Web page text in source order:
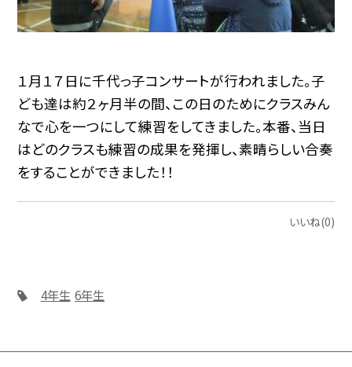
１月１７日に千代っ子コンサートが行われました。子
ども達は約２ヶ月半の間、この日のためにクラスみん
なで心を一つにして練習をしてきました。本番、当日
はどのクラスも練習の成果を発揮し、素晴らしい合奏
をすることができました！！
いいね(0)
4年生 6年生